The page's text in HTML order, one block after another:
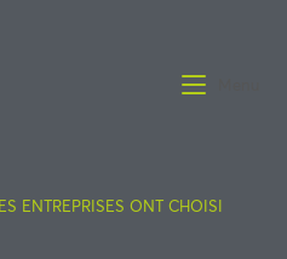
ENTREPRISES ONT CHOISI